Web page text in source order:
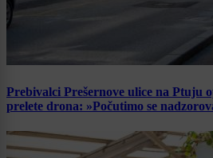
Prebivalci Prešernove ulice na Ptuju
prelete drona: »Počutimo se